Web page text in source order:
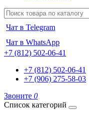
Чат в Telegram
Чат в WhatsApp
+7 (812) 502-06-41
+7 (812) 502-06-41
+7 (906) 275-58-03
Звоните 0
Список категорий